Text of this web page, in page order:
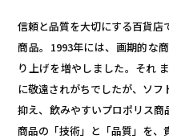
信頼と品質を大切にする百貨
商品。1993年には、画期的な
り上げを増やしました。それ
に敬遠されがちでしたが、ソ
抑え、飲みやすいプロポリス
商品の「技術」と「品質」を、